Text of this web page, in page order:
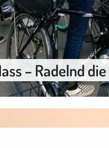
– Radelnd